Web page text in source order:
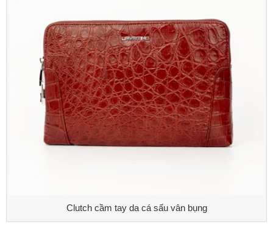
Clutch cầm tay da cá sấu vân bụng